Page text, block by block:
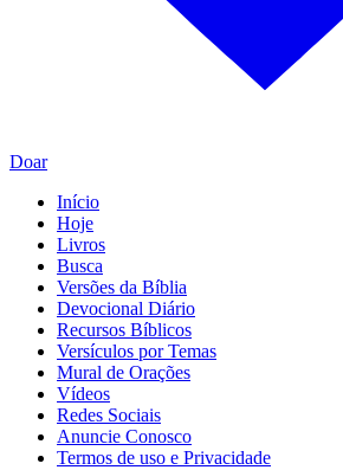
Doar
Início
Hoje
Livros
Busca
Versões da Bíblia
Devocional Diário
Recursos Bíblicos
Versículos por Temas
Mural de Orações
Vídeos
Redes Sociais
Anuncie Conosco
Termos de uso e Privacidade